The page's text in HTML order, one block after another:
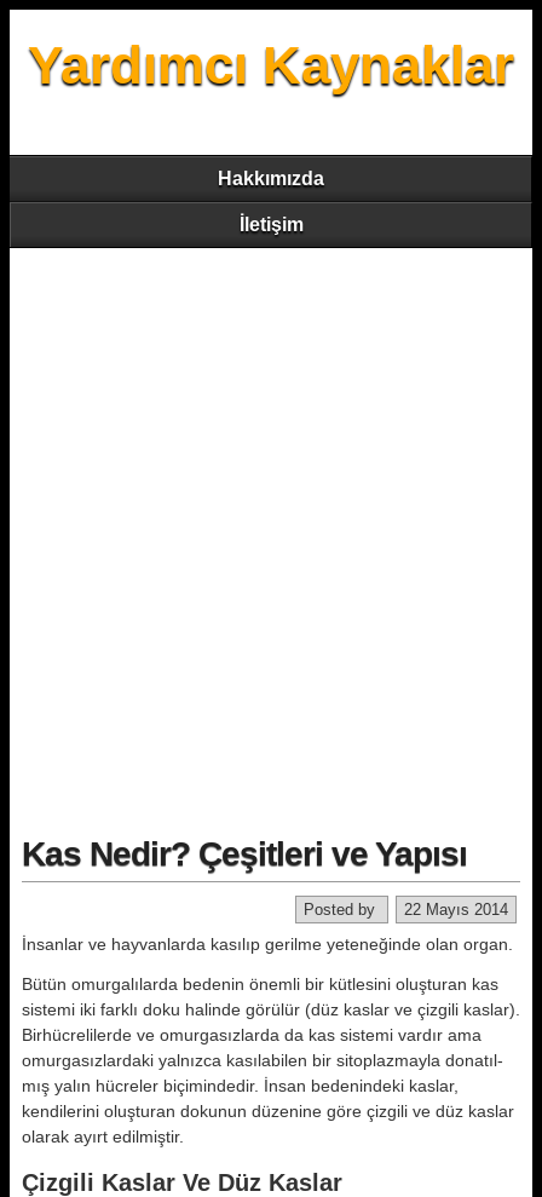
Yardımcı Kaynaklar
Hakkımızda
İletişim
Kas Nedir? Çeşitleri ve Yapısı
22 Mayıs 2014
Posted by
İnsanlar ve hayvanlarda kasılıp geril­me yeteneğinde olan organ.
Bütün omurgalılarda bedenin önemli bir kütlesini oluşturan kas
sistemi iki farklı doku halinde görülür (düz kas­lar ve çizgili kaslar).
Birhücrelilerde ve omurgasızlarda da kas sistemi var­dır ama
omurgasızlardaki yalnızca kasılabilen bir sitoplazmayla donatıl­
mış yalın hücreler biçimindedir. İnsan bedenindeki kaslar,
kendilerini oluş­turan dokunun düzenine göre çizgili ve düz kaslar
olarak ayırt edilmiştir.
Çizgili Kaslar Ve Düz Kaslar